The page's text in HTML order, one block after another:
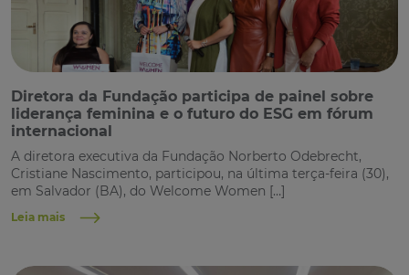
Diretora da Fundação participa de painel sobre
liderança feminina e o futuro do ESG em fórum
internacional
A diretora executiva da Fundação Norberto Odebrecht,
Cristiane Nascimento, participou, na última terça-feira (30),
em Salvador (BA), do Welcome Women […]
Leia mais